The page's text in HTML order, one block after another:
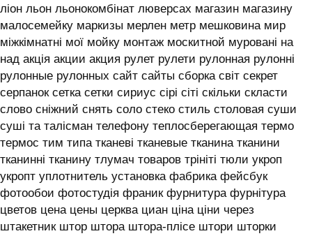
ліон льон льонокомбінат люверсах магазин магазину
малосемейку маркизы мерлен метр мешковина мир
міжкімнатні мої мойку монтаж москитной муровані на
над акція акции акция рулет рулети рулонная рулонні
рулонные рулонных сайт сайты сборка світ секрет
серпанок сетка сетки сириус сірі сіті скільки скласти
слово сніжний снять соло стеко стиль столовая суши
суші та талісман телефону теплосберегающая термо
термос тим типа тканеві тканевые тканина тканини
тканинні тканину тлумач товаров трініті тюли укроп
укропт уплотнитель установка фабрика фейсбук
фотообои фотостудія франик фурнитура фурнітура
цветов цена цены церква циан ціна ціни через
штакетник штор штора штора-плісе штори шторки